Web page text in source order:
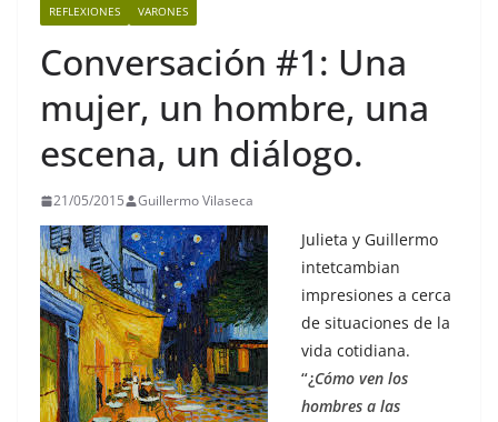
REFLEXIONES VARONES
Conversación #1: Una
mujer, un hombre, una
escena, un diálogo.
21/05/2015 Guillermo Vilaseca
Julieta y Guillermo
intetcambian
impresiones a cerca
de situaciones de la
vida cotidiana.
“¿Cómo ven los
hombres a las